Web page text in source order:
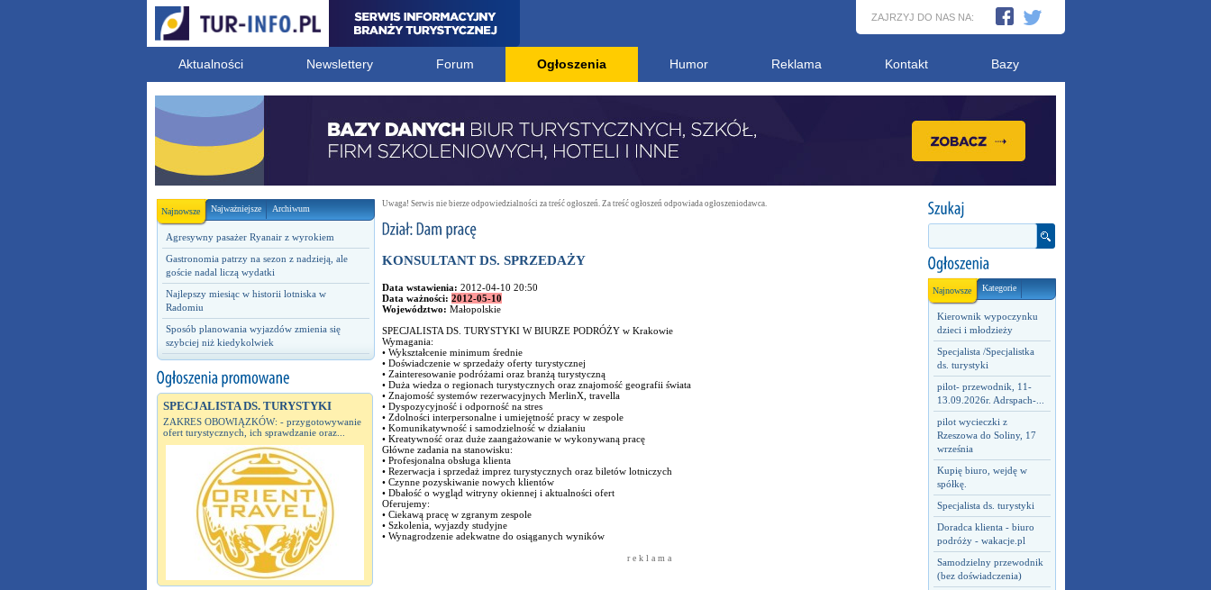
ZAJRZYJ DO NAS NA:
Aktualności Newslettery Forum Ogłoszenia Humor Reklama Kontakt Bazy
Najnowsze Najważniejsze Archiwum
Agresywny pasażer Ryanair z wyrokiem
Gastronomia patrzy na sezon z nadzieją, ale
goście nadal liczą wydatki
Najlepszy miesiąc w historii lotniska w
Radomiu
Sposób planowania wyjazdów zmienia się
szybciej niż kiedykolwiek
SPECJALISTA DS. TURYSTYKI
ZAKRES OBOWIĄZKÓW: - przygotowywanie
ofert turystycznych, ich sprawdzanie oraz...
Najnowsze Kategorie
Kierownik wypoczynku
dzieci i młodzieży
Specjalista /Specjalistka
ds. turystyki
pilot- przewodnik, 11-
13.09.2026r. Adrspach-...
pilot wycieczki z
Rzeszowa do Soliny, 17
września
Kupię biuro, wejdę w
spółkę.
Specjalista ds. turystyki
Doradca klienta - biuro
podróży - wakacje.pl
Samodzielny przewodnik
(bez doświadczenia)
Uwaga! Serwis nie bierze odpowiedzialności za treść ogłoszeń. Za treść ogłoszeń odpowiada ogłoszeniodawca.
KONSULTANT DS. SPRZEDAŻY
Data wstawienia: 2012-04-10 20:50
Data ważności: 2012-05-10
Województwo: Małopolskie
SPECJALISTA DS. TURYSTYKI W BIURZE PODRÓŻY w Krakowie
Wymagania:
• Wykształcenie minimum średnie
• Doświadczenie w sprzedaży oferty turystycznej
• Zainteresowanie podróżami oraz branżą turystyczną
• Duża wiedza o regionach turystycznych oraz znajomość geografii świata
• Znajomość systemów rezerwacyjnych MerlinX, travella
• Dyspozycyjność i odporność na stres
• Zdolności interpersonalne i umiejętność pracy w zespole
• Komunikatywność i samodzielność w działaniu
• Kreatywność oraz duże zaangażowanie w wykonywaną pracę
Główne zadania na stanowisku:
• Profesjonalna obsługa klienta
• Rezerwacja i sprzedaż imprez turystycznych oraz biletów lotniczych
• Czynne pozyskiwanie nowych klientów
• Dbałość o wygląd witryny okiennej i aktualności ofert
Oferujemy:
• Ciekawą pracę w zgranym zespole
• Szkolenia, wyjazdy studyjne
• Wynagrodzenie adekwatne do osiąganych wyników
r e k l a m a